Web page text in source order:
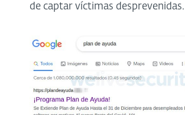
de captar víctimas desprevenidas.